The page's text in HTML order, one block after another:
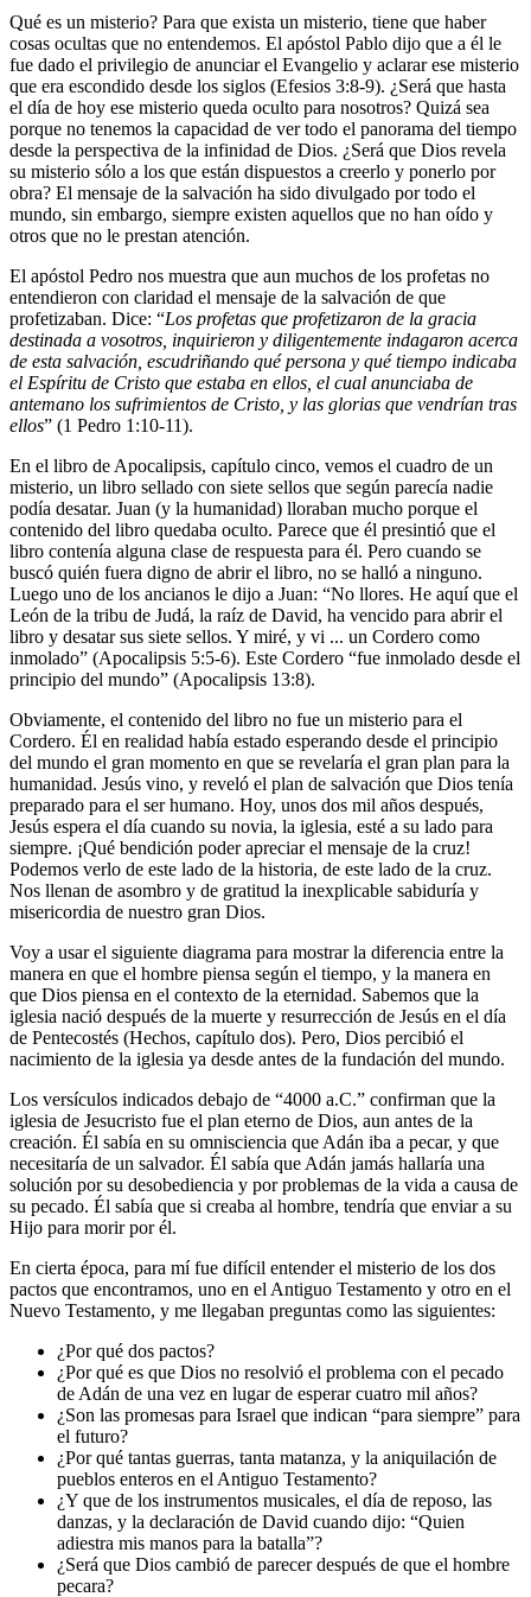
Qué es un misterio? Para que exista un misterio, tiene que haber
cosas ocultas que no entendemos. El apóstol Pablo dijo que a él le
fue dado el privilegio de anunciar el Evangelio y aclarar ese misterio
que era escondido desde los siglos (Efesios 3:8-9). ¿Será que hasta
el día de hoy ese misterio queda oculto para nosotros? Quizá sea
porque no tenemos la capacidad de ver todo el panorama del tiempo
desde la perspectiva de la infinidad de Dios. ¿Será que Dios revela
su misterio sólo a los que están dispuestos a creerlo y ponerlo por
obra? El mensaje de la salvación ha sido divulgado por todo el
mundo, sin embargo, siempre existen aquellos que no han oído y
otros que no le prestan atención.
El apóstol Pedro nos muestra que aun muchos de los profetas no
entendieron con claridad el mensaje de la salvación de que
profetizaban. Dice: “Los profetas que profetizaron de la gracia
destinada a vosotros, inquirieron y diligentemente indagaron acerca
de esta salvación, escudriñando qué persona y qué tiempo indicaba
el Espíritu de Cristo que estaba en ellos, el cual anunciaba de
antemano los sufrimientos de Cristo, y las glorias que vendrían tras
ellos” (1 Pedro 1:10-11).
En el libro de Apocalipsis, capítulo cinco, vemos el cuadro de un
misterio, un libro sellado con siete sellos que según parecía nadie
podía desatar. Juan (y la humanidad) lloraban mucho porque el
contenido del libro quedaba oculto. Parece que él presintió que el
libro contenía alguna clase de respuesta para él. Pero cuando se
buscó quién fuera digno de abrir el libro, no se halló a ninguno.
Luego uno de los ancianos le dijo a Juan: “No llores. He aquí que el
León de la tribu de Judá, la raíz de David, ha vencido para abrir el
libro y desatar sus siete sellos. Y miré, y vi ... un Cordero como
inmolado” (Apocalipsis 5:5-6). Este Cordero “fue inmolado desde el
principio del mundo” (Apocalipsis 13:8).
Obviamente, el contenido del libro no fue un misterio para el
Cordero. Él en realidad había estado esperando desde el principio
del mundo el gran momento en que se revelaría el gran plan para la
humanidad. Jesús vino, y reveló el plan de salvación que Dios tenía
preparado para el ser humano. Hoy, unos dos mil años después,
Jesús espera el día cuando su novia, la iglesia, esté a su lado para
siempre. ¡Qué bendición poder apreciar el mensaje de la cruz!
Podemos verlo de este lado de la historia, de este lado de la cruz.
Nos llenan de asombro y de gratitud la inexplicable sabiduría y
misericordia de nuestro gran Dios.
Voy a usar el siguiente diagrama para mostrar la diferencia entre la
manera en que el hombre piensa según el tiempo, y la manera en
que Dios piensa en el contexto de la eternidad. Sabemos que la
iglesia nació después de la muerte y resurrección de Jesús en el día
de Pentecostés (Hechos, capítulo dos). Pero, Dios percibió el
nacimiento de la iglesia ya desde antes de la fundación del mundo.
Los versículos indicados debajo de “4000 a.C.” confirman que la
iglesia de Jesucristo fue el plan eterno de Dios, aun antes de la
creación. Él sabía en su omnisciencia que Adán iba a pecar, y que
necesitaría de un salvador. Él sabía que Adán jamás hallaría una
solución por su desobediencia y por problemas de la vida a causa de
su pecado. Él sabía que si creaba al hombre, tendría que enviar a su
Hijo para morir por él.
En cierta época, para mí fue difícil entender el misterio de los dos
pactos que encontramos, uno en el Antiguo Testamento y otro en el
Nuevo Testamento, y me llegaban preguntas como las siguientes:
¿Por qué dos pactos?
¿Por qué es que Dios no resolvió el problema con el pecado
de Adán de una vez en lugar de esperar cuatro mil años?
¿Son las promesas para Israel que indican “para siempre” para
el futuro?
¿Por qué tantas guerras, tanta matanza, y la aniquilación de
pueblos enteros en el Antiguo Testamento?
¿Y que de los instrumentos musicales, el día de reposo, las
danzas, y la declaración de David cuando dijo: “Quien
adiestra mis manos para la batalla”?
¿Será que Dios cambió de parecer después de que el hombre
pecara?